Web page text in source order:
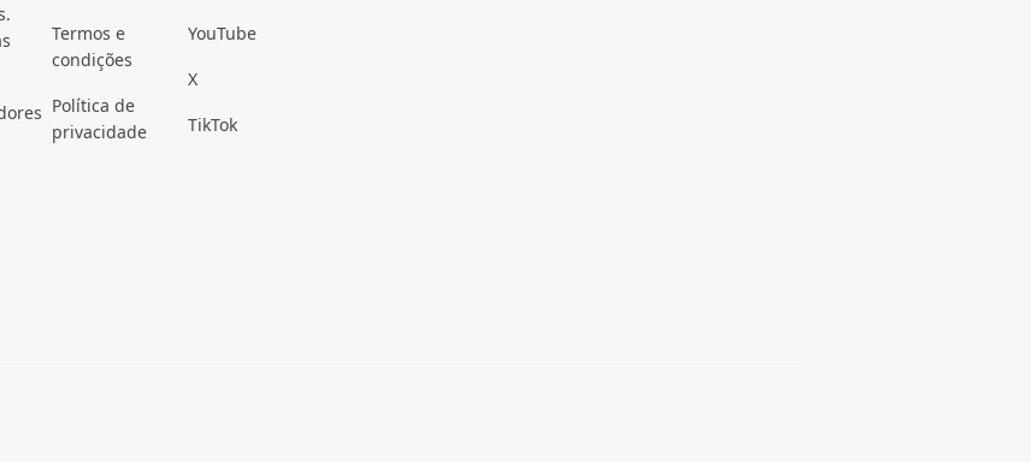
Termos e
condições
Política de
privacidade
YouTube
X
TikTok